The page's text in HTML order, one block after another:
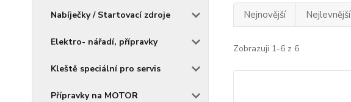
Nabíječky / Startovací zdroje
Elektro- nářadí, přípravky
Kleště speciální pro servis
Přípravky na MOTOR
Nejnovější Nejlevnější
Zobrazuji 1-6 z 6